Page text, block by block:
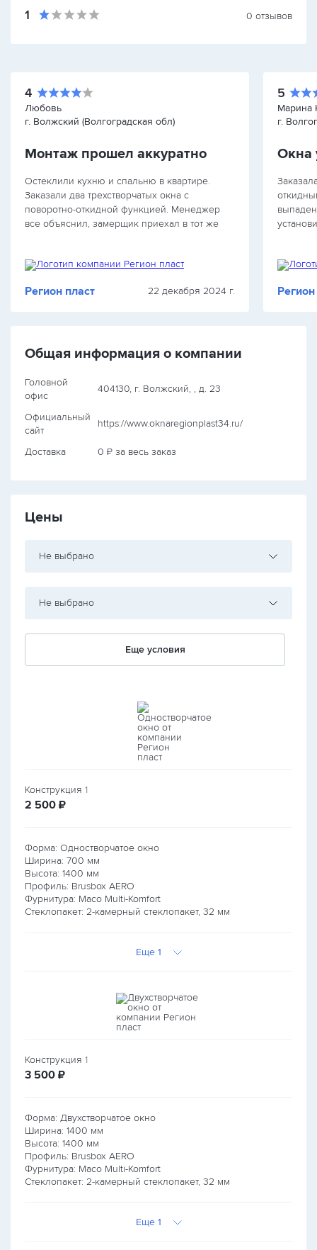
1 0 отзывов
4
Любовь
г. Волжский (Волгоградская обл)
Монтаж прошел аккуратно
Остеклили кухню и спальню в квартире.
Заказали два трехстворчатых окна с
поворотно-откидной функцией. Менеджер
все объяснил, замерщик приехал в тот же
Цена…
Регион пласт 22 декабря 2024 г.
5
Марина
г.
Окна
…
Общая информация о компании
Головной
офис
404130, г. Волжский, , д. 23
Официальный
сайт
https://www.oknaregionplast34.ru/
Доставка 0 ₽ за весь заказ
Цены
Не выбрано
Не выбрано
Еще условия
Конструкция 1
2 500 руб.
₽
Форма: Одностворчатое окно
Ширина: 700 мм
Высота: 1400 мм
Профиль: Brusbox AERO
Фурнитура: Maco Multi-Komfort
Стеклопакет: 2-камерный стеклопакет, 32 мм
Еще 1
Конструкция 1
3 500 руб.
₽
Форма: Двухстворчатое окно
Ширина: 1400 мм
Высота: 1400 мм
Профиль: Brusbox AERO
Фурнитура: Maco Multi-Komfort
Стеклопакет: 2-камерный стеклопакет, 32 мм
Еще 1